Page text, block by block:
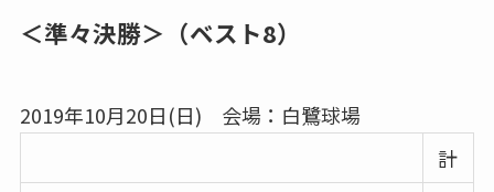
＜準々決勝＞（ベスト8）
2019年10月20日(日) 会場：白鷺球場
計